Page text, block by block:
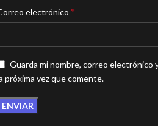
electrónico *
Guarda mi nombre, correo electrónico
próxima vez que comente.